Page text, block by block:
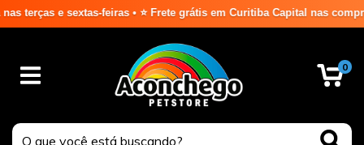
e sextas-feiras • ⭐ Frete grátis em Curitiba Capital nas compras
0